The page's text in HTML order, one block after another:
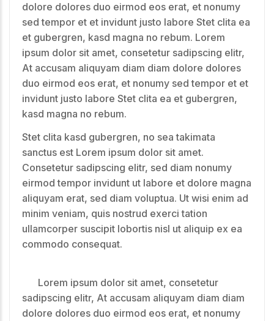
dolore dolores duo eirmod eos erat, et nonumy
sed tempor et et invidunt justo labore Stet clita ea
et gubergren, kasd magna no rebum. Lorem
ipsum dolor sit amet, consetetur sadipscing elitr,
At accusam aliquyam diam diam dolore dolores
duo eirmod eos erat, et nonumy sed tempor et et
invidunt justo labore Stet clita ea et gubergren,
kasd magna no rebum.
Stet clita kasd gubergren, no sea takimata
sanctus est Lorem ipsum dolor sit amet.
Consetetur sadipscing elitr, sed diam nonumy
eirmod tempor invidunt ut labore et dolore magna
aliquyam erat, sed diam voluptua. Ut wisi enim ad
minim veniam, quis nostrud exerci tation
ullamcorper suscipit lobortis nisl ut aliquip ex ea
commodo consequat.
Lorem ipsum dolor sit amet, consetetur
sadipscing elitr, At accusam aliquyam diam diam
dolore dolores duo eirmod eos erat, et nonumy